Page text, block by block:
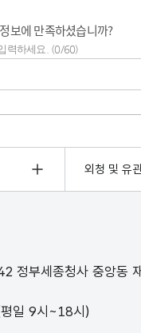
보에 만족하셨습니까?
력하세요. (0/60)
외청 및 유
정부세종청사 중앙동
일 9시~18시)